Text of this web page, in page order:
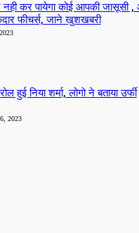
कर पायेगा कोई आपकी जासूसी
फीचर्स, जाने खुशखबरी
हुई निया शर्मा, लोगो ने बताया उर्फी
2023